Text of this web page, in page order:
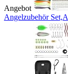
Angebot
Angelzubehör